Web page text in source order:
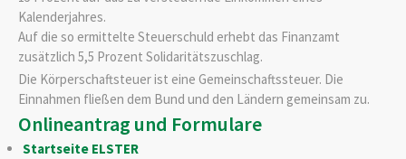
Kalenderjahres.
Auf die so ermittelte Steuerschuld erhebt das Finanzamt
zusätzlich 5,5 Prozent Solidaritätszuschlag.
Die Körperschaftsteuer ist eine Gemeinschaftssteuer. Die
Einnahmen fließen dem Bund und den Ländern gemeinsam zu.
Onlineantrag und Formulare
Startseite ELSTER